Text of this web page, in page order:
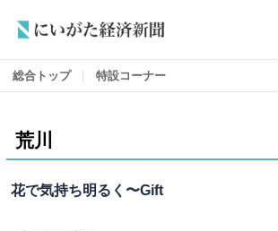
総合トップ 特設コーナー
荒川
花で気持ち明るく〜Gift